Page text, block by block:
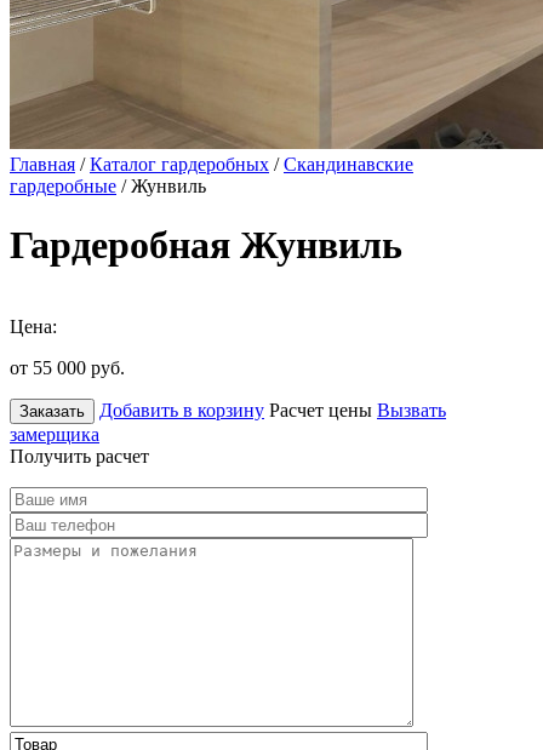
Главная /Каталог гардеробных /Скандинавские
гардеробные / Жунвиль
Гардеробная Жунвиль
Цена:
от 55 000 руб.
Заказать Добавить в корзину Расчет цены Вызвать
замерщика
Получить расчет